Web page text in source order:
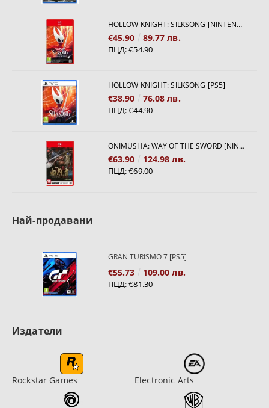
HOLLOW KNIGHT: SILKSONG [NINTENDO SWITCH 2]
€45.90 89.77 лв.
ПЦД:€54.90
HOLLOW KNIGHT: SILKSONG [PS5]
€38.90 76.08 лв.
ПЦД:€44.90
ONIMUSHA: WAY OF THE SWORD [NINTENDO SWITCH 2]
€63.90 124.98 лв.
ПЦД:€69.00
Най-продавани
GRAN TURISMO 7 [PS5]
€55.73 109.00 лв.
ПЦД:€81.30
Издатели
Rockstar Games Electronic Arts